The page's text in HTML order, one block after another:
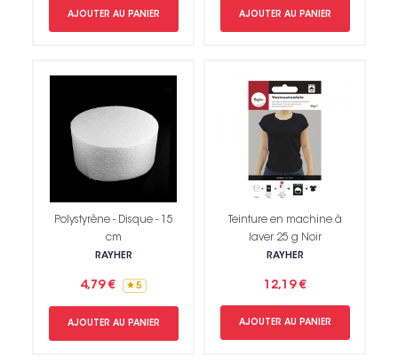
AJOUTER AU PANIER AJOUTER AU PANIER
Polystyrène - Disque - 15
cm
RAYHER
4,79 € 5
AJOUTER AU PANIER
Teinture en machine à
laver 25 g Noir
RAYHER
12,19 €
AJOUTER AU PANIER